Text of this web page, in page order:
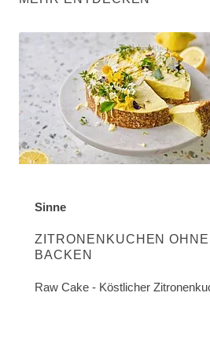
ZITRONENKUCHEN OHNE
BACKEN
ENTDECKE MEHR ÜBER DIE
Sinne
Raw Cake - Köstlicher